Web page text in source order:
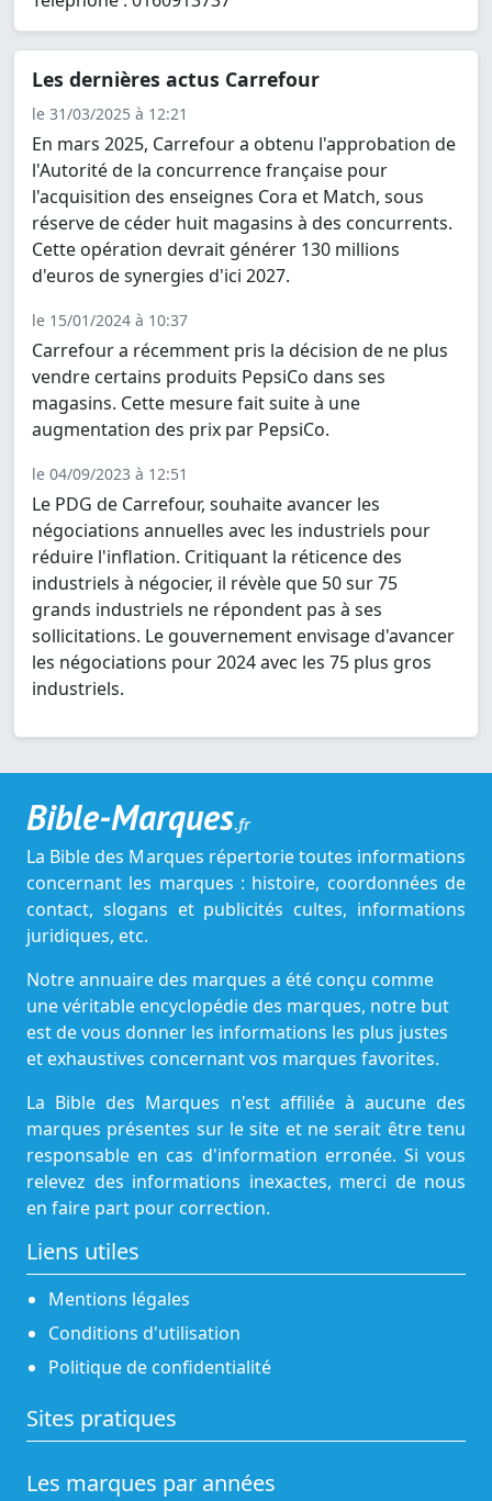
Les dernières actus Carrefour
le 31/03/2025 à 12:21
En mars 2025, Carrefour a obtenu l'approbation de
l'Autorité de la concurrence française pour
l'acquisition des enseignes Cora et Match, sous
réserve de céder huit magasins à des concurrents.
Cette opération devrait générer 130 millions
d'euros de synergies d'ici 2027.
le 15/01/2024 à 10:37
Carrefour a récemment pris la décision de ne plus
vendre certains produits PepsiCo dans ses
magasins. Cette mesure fait suite à une
augmentation des prix par PepsiCo.
le 04/09/2023 à 12:51
Le PDG de Carrefour, souhaite avancer les
négociations annuelles avec les industriels pour
réduire l'inflation. Critiquant la réticence des
industriels à négocier, il révèle que 50 sur 75
grands industriels ne répondent pas à ses
sollicitations. Le gouvernement envisage d'avancer
les négociations pour 2024 avec les 75 plus gros
industriels.
Bible-Marques.fr
La Bible des Marques répertorie toutes informations
concernant les marques : histoire, coordonnées de
contact, slogans et publicités cultes, informations
juridiques, etc.
Notre annuaire des marques a été conçu comme
une véritable encyclopédie des marques, notre but
est de vous donner les informations les plus justes
et exhaustives concernant vos marques favorites.
La Bible des Marques n'est affiliée à aucune des
marques présentes sur le site et ne serait être tenu
responsable en cas d'information erronée. Si vous
relevez des informations inexactes, merci de nous
en faire part pour correction.
Liens utiles
Mentions légales
Conditions d'utilisation
Politique de confidentialité
Sites pratiques
Les marques par années